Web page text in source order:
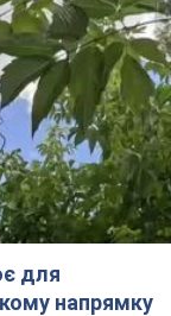
для
напрямку